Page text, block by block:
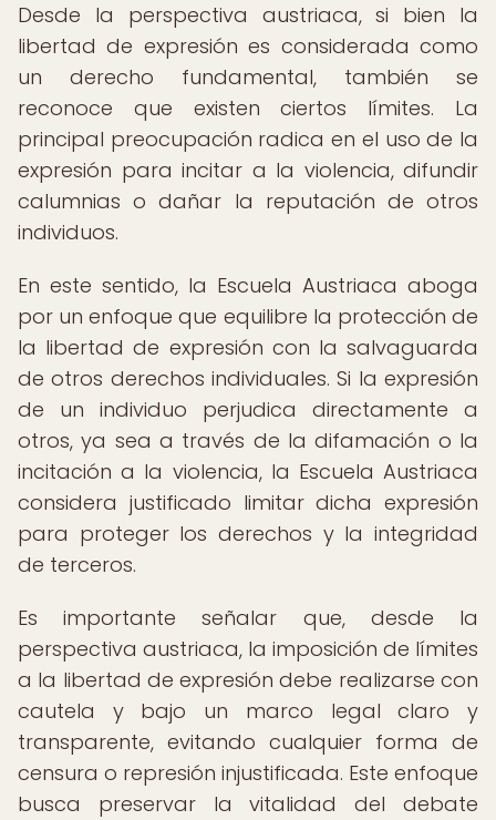
Desde la perspectiva austriaca, si bien la
libertad de expresión es considerada como
un derecho fundamental, también se
reconoce que existen ciertos límites. La
principal preocupación radica en el uso de la
expresión para incitar a la violencia, difundir
calumnias o dañar la reputación de otros
individuos.
En este sentido, la Escuela Austriaca aboga
por un enfoque que equilibre la protección de
la libertad de expresión con la salvaguarda
de otros derechos individuales. Si la expresión
de un individuo perjudica directamente a
otros, ya sea a través de la difamación o la
incitación a la violencia, la Escuela Austriaca
considera justificado limitar dicha expresión
para proteger los derechos y la integridad
de terceros.
Es importante señalar que, desde la
perspectiva austriaca, la imposición de límites
a la libertad de expresión debe realizarse con
cautela y bajo un marco legal claro y
transparente, evitando cualquier forma de
censura o represión injustificada. Este enfoque
busca preservar la vitalidad del debate